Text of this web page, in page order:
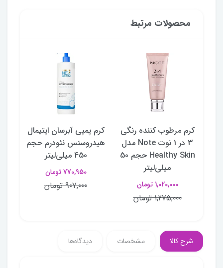
محصولات مرتبط
کرم مرطوب کننده رنگی
3 در 1 نوت Note مدل
Healthy Skin حجم 50
میلی‌لیتر
1,020,000 تومان
1,275,000 تومان
کرم پمپی آبرسان اپتیمال
هیدروسنس نئودرم حجم
450 میلی‌لیتر
770,950 تومان
907,000 تومان
شرح کالا مشخصات دیدگاه‌ها